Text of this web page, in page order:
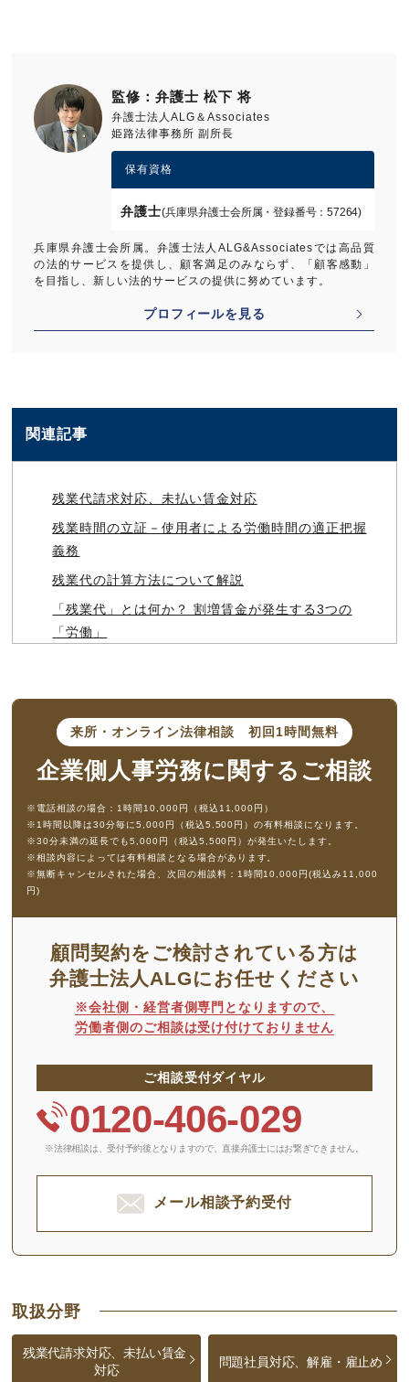
監修：弁護士 松下 将
弁護士法人ALG＆Associates
姫路法律事務所 副所長
保有資格
弁護士(兵庫県弁護士会所属・登録番号：57264)
兵庫県弁護士会所属。弁護士法人ALG&Associatesでは高品質
の法的サービスを提供し、顧客満足のみならず、「顧客感動」
を目指し、新しい法的サービスの提供に努めています。
プロフィールを見る
関連記事
残業代請求対応、未払い賃金対応
残業時間の立証－使用者による労働時間の適正把握
義務
残業代の計算方法について解説
「残業代」とは何か？ 割増賃金が発生する3つの
「労働」
来所・オンライン法律相談 初回1時間無料
企業側人事労務に 関するご相談
※電話相談の場合：1時間10,000円（税込11,000円）
※1時間以降は30分毎に5,000円（税込5,500円）の有料相談になります。
※30分未満の延長でも5,000円（税込5,500円）が発生いたします。
※相談内容によっては有料相談となる場合があります。
※無断キャンセルされた場合、次回の相談料：1時間10,000円(税込み11,000
円)
顧問契約をご検討されている方は
弁護士法人ALGにお任せください
※会社側・経営者側専門となりますので、
労働者側のご相談は受け付けておりません
ご相談受付ダイヤル
0120-406-029
※法律相談は、受付予約後となりますので、 直接弁護士にはお繋ぎできません。
メール相談予約受付
取扱分野
残業代請求対応、未払い賃金
対応
問題社員対応、解雇・雇止め